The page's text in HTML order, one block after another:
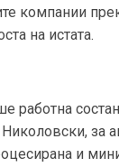
компании
на истата.
работна
за
и